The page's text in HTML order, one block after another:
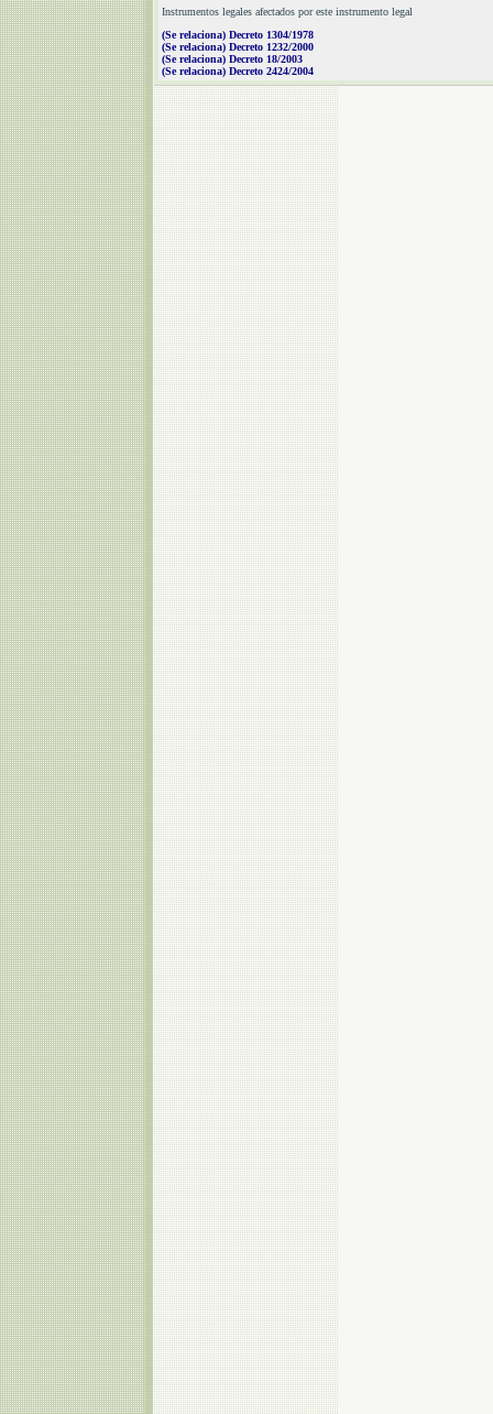
Instrumentos legales afectados por este instrumento legal
(Se relaciona) Decreto 1304/1978
(Se relaciona) Decreto 1232/2000
(Se relaciona) Decreto 18/2003
(Se relaciona) Decreto 2424/2004